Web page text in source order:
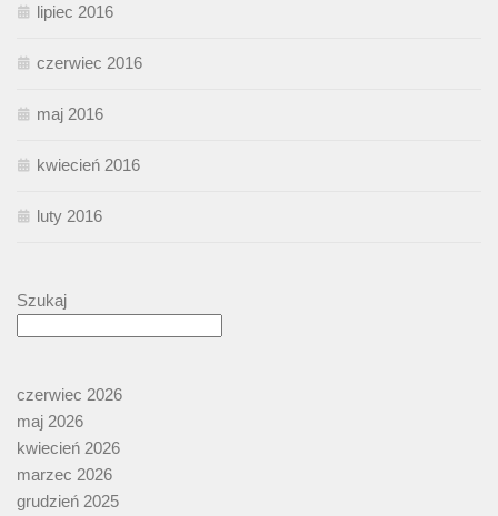
lipiec 2016
czerwiec 2016
maj 2016
kwiecień 2016
luty 2016
Szukaj
czerwiec 2026
maj 2026
kwiecień 2026
marzec 2026
grudzień 2025